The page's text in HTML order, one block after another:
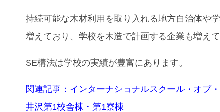
持続可能な木材利用を取り入れる地方自治体や
増えており、学校を木造で計画する企業も増え
SE構法は学校の実績が豊富にあります。
関連記事： インターナショナルスクール・オブ
井沢第1校舎棟・第1寮棟